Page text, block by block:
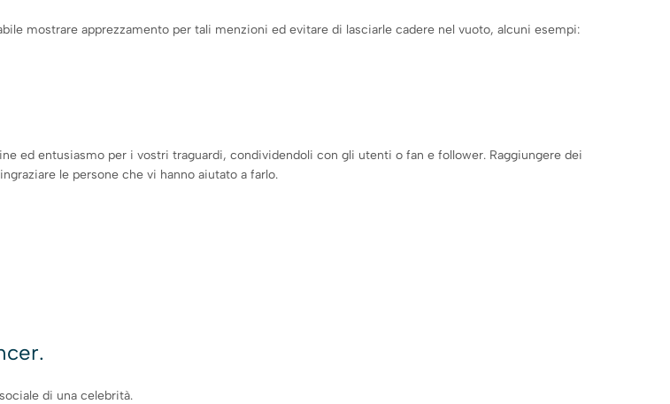
mostrare apprezzamento per tali menzioni ed evitare di lasciarle cadere nel vuoto, alcuni esempi:
ed entusiasmo per i vostri traguardi, condividendoli con gli utenti o fan e follower. Raggiungere dei
le persone che vi hanno aiutato a farlo.
di una celebrità.